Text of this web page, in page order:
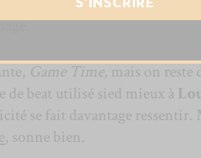
Game Time, mais on reste
de beat utilisé sied mieux à
se fait davantage ressentir.
, sonne bien.